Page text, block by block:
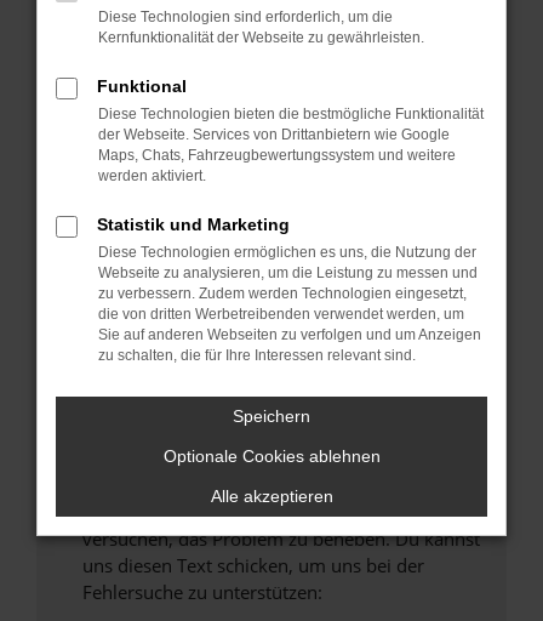
Manche Erweiterungen, wie Werbeblocker,
verhindern. Funktioniert die Seite in einem
anderen Browser oder in einem privaten
Fenster?
Starte dein Gerät neu.
Probleme zu beheben.
Stelle sicher, dass dein Browser und dein
Betriebssystem auf dem neuesten Stand
sind.
Veraltete Software birgt nicht nur ein
Sicherheitsrisiko, sondern kann auch dazu
führen, dass bestimmte Funktionen nicht mehr
unterstützt werden.
Wende dich an den Webseitenbetreiber.
Wenn du alle oben genannten Schritte versucht
hast, kontaktiere uns bitte. Wir werden
versuchen, das Problem zu beheben. Du kannst
uns diesen Text schicken, um uns bei der
Fehlersuche zu unterstützen:
Diese Technologien sind erforderlich, um die
Kernfunktionalität der Webseite zu gewährleisten.
Funktional
Diese Technologien bieten die bestmögliche Funktionalität
der Webseite. Services von Drittanbietern wie Google
Maps, Chats, Fahrzeugbewertungssystem und weitere
werden aktiviert.
Statistik und Marketing
Diese Technologien ermöglichen es uns, die Nutzung der
Webseite zu analysieren, um die Leistung zu messen und
zu verbessern. Zudem werden Technologien eingesetzt,
die von dritten Werbetreibenden verwendet werden, um
Sie auf anderen Webseiten zu verfolgen und um Anzeigen
zu schalten, die für Ihre Interessen relevant sind.
Speichern
Optionale Cookies ablehnen
Alle akzeptieren